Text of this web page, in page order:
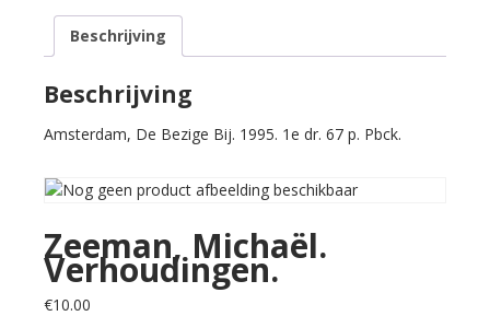
Beschrijving
Beschrijving
Amsterdam, De Bezige Bij. 1995. 1e dr. 67 p. Pbck.
Zeeman, Michaël.
Verhoudingen.
€10.00